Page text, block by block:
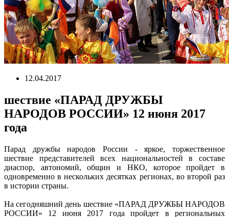
12.04.2017
шествие «ПАРАД ДРУЖБЫ
НАРОДОВ РОССИИ» 12 июня 2017
года
Парад дружбы народов России - яркое, торжественное
шествие представителей всех национальностей в составе
диаспор, автономий, общин и НКО, которое пройдет в
одновременно в нескольких десятках регионах, во второй раз
в истории страны.
На сегодняшний день шествие «ПАРАД ДРУЖБЫ НАРОДОВ
РОССИИ» 12 июня 2017 года пройдет в региональных